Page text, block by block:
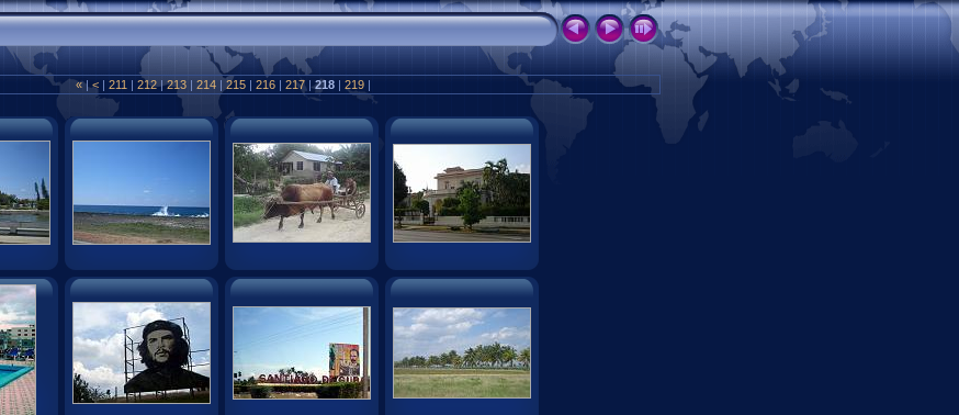
«| < | 211 | 212|213 | 214 | 215 | 216 | 217 |218 | 219 |